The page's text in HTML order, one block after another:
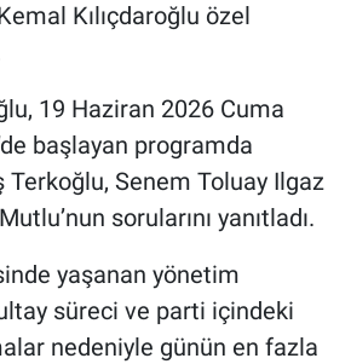
Kılıçdaroğlu özel
19 Haziran 2026 Cuma
başlayan programda
Terkoğlu, Senem Toluay Ilgaz
sorularını yanıtladı.
yaşanan yönetim
süreci ve parti içindeki
nedeniyle günün en fazla